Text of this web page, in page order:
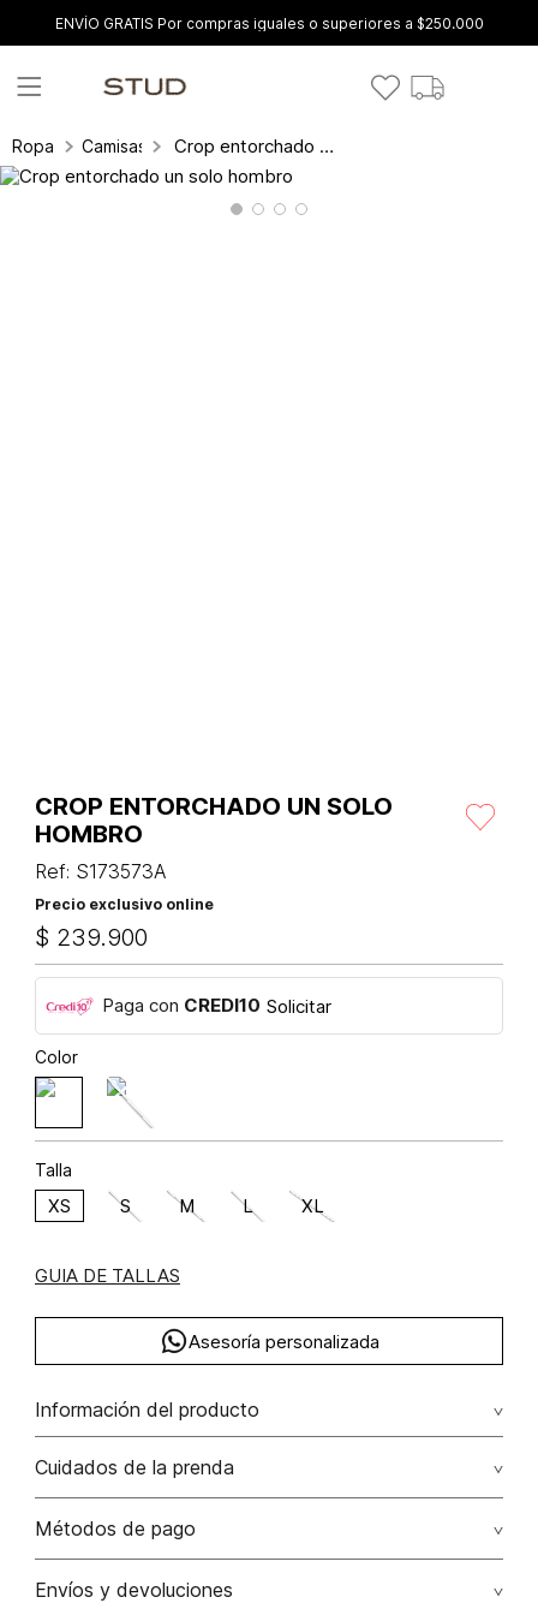
ENVÍO GRATIS Por compras iguales o superiores a $250.000
Ropa Camisas y blusas Crop entorchado un solo hombro
CROP ENTORCHADO UN SOLO
HOMBRO
Ref: S173573A
Precio exclusivo online
$ 239.900
Paga con CREDI10 Solicitar
Color
Talla
XS S M L XL
GUIA DE TALLAS
Asesoría personalizada
Información del producto
Lino 100% 100.00% lino/linen
Cuidados de la prenda
Lavar a mano por separado / no dejar en remojo / no
Métodos de pago
Tarjetas de crédito: Visa, Dinners, Master Card y American
Envíos y devoluciones